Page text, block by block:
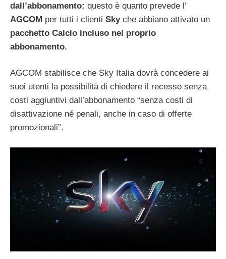
dall’abbonamento: questo è quanto prevede l’
AGCOM per tutti i clienti Skyche abbiano attivato un
pacchetto Calcio incluso nel proprio
abbonamento.
AGCOM stabilisce che Sky Italia dovrà concedere ai
suoi utenti la possibilità di chiedere il recesso senza
costi aggiuntivi dall’abbonamento “senza costi di
disattivazione né penali, anche in caso di offerte
promozionali”.